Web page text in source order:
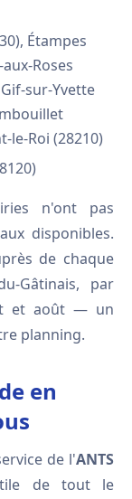
Étampes
Roses
sur-Yvette
le-Roi (28210)
n'ont pas
disponibles.
de chaque
Gâtinais, par
et août — un
planning.
en
de l'ANTS
de tout le